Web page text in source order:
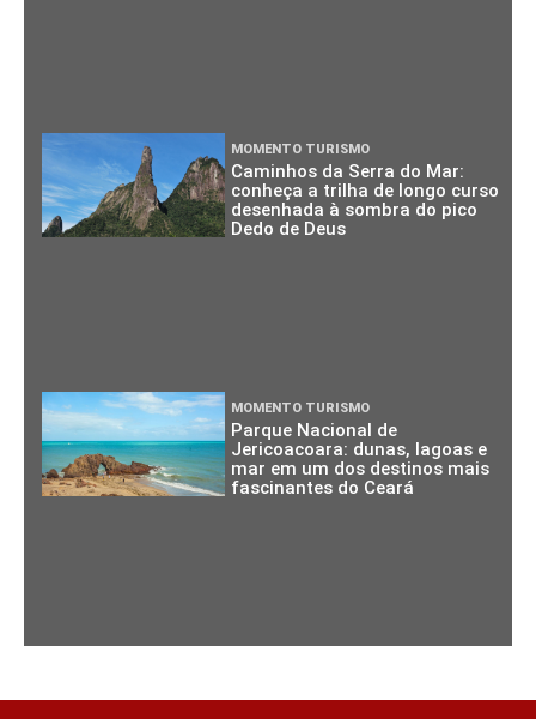
MOMENTO TURISMO
Caminhos da Serra do Mar:
conheça a trilha de longo curso
desenhada à sombra do pico
Dedo de Deus
MOMENTO TURISMO
Parque Nacional de
Jericoacoara: dunas, lagoas e
mar em um dos destinos mais
fascinantes do Ceará